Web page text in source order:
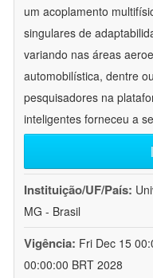
um acoplamento
singulares de
variando nas áreas
automobilística, dentre
pesquisadores na
inteligentes forneceu a
Instituição/UF/País:
MG - Brasil
Vigência: Fri Dec 15
00:00:00 BRT 2028